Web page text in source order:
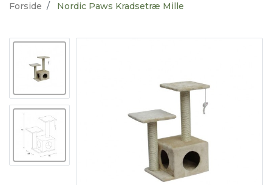
Forside Nordic Paws Kradsetræ Mille